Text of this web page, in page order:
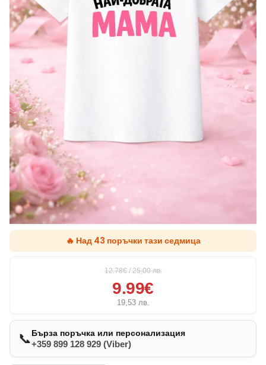
🔥 Над 43 поръчки тази седмица
12.78€ / 25,00лв.
9.99€
19,53 лв.
📞Бърза поръчка или персонализация
+359 899 128 929 (Viber)